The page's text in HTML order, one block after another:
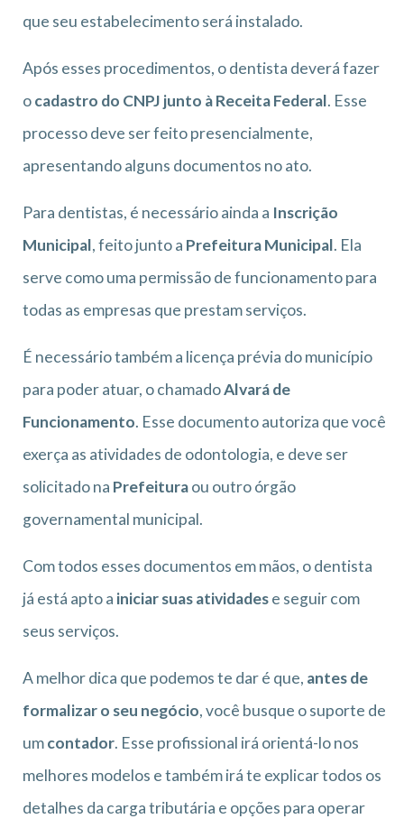
que seu estabelecimento será instalado.
Após esses procedimentos, o dentista deverá fazer
ocadastro do CNPJ junto à Receita Federal. Esse
processo deve ser feito presencialmente,
apresentando alguns documentos no ato.
Para dentistas, é necessário ainda a Inscrição
Municipal, feito junto a Prefeitura Municipal. Ela
serve como uma permissão de funcionamento para
todas as empresas que prestam serviços.
É necessário também a licença prévia do município
para poder atuar, o chamadoAlvará de
Funcionamento. Esse documento autoriza que você
exerça as atividades de odontologia, e deve ser
solicitado na Prefeituraou outro órgão
governamental municipal.
Com todos esses documentos em mãos, o dentista
já está apto a iniciar suas atividadese seguir com
seus serviços.
A melhor dica que podemos te dar é que, antes de
formalizar o seu negócio, você busque o suporte de
umcontador. Esse profissional irá orientá-lo nos
melhores modelos e também irá te explicar todos os
detalhes da carga tributária e opções para operar